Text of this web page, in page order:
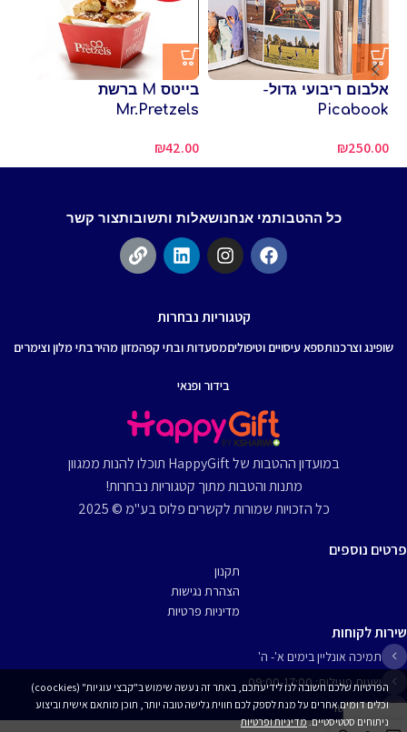
אלבום ריבועי גדול-
Picabook
₪250.00
בייטס M ברשת
Mr.Pretzels
₪42.00
כל ההטבותמי אנחנושאלות ותשובותצור קשר
קטגוריות נבחרות
שופינג וצרכנותספא עיסויים וטיפוליםמסעדות ובתי קפהמזון מהירבתי מלון וצימרים
בידור ופנאי
במועדון ההטבות של HappyGift תוכלו להנות ממגוון
מתנות והטבות מתוך קטגוריות נבחרות!
כל הזכויות שמורות לקשרים פלוס בע"מ © 2025
פרטים נוספים
תקנון
הצהרת נגישות
מדיניות פרטיות
שירות לקוחות
תמיכה אונליין בימים א'- ה'
שעות פעילות: 09:00-17:00
יצירת קשר
הפרטיות שלכם חשובה לנו לידיעתכם, באתר זה נעשה שימוש ב"קבצי עוגיות" (coockies)
וכלים דומים אחרים על מנת לספק לכם חווית גלישה טובה יותר, תוכן מותאם אישית וביצוע
ניתוחים סטטיסטיים.מדיניות ופרטיות